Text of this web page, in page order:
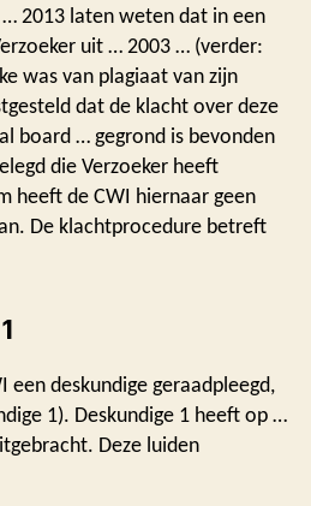
2013 laten weten dat in een
uit … 2003 … (verder:
was van plagiaat van zijn
dat de klacht over deze
board … gegrond is bevonden
die Verzoeker heeft
heeft de CWI hiernaar geen
De klachtprocedure betreft
een deskundige geraadpleegd,
1). Deskundige 1 heeft op …
Deze luiden